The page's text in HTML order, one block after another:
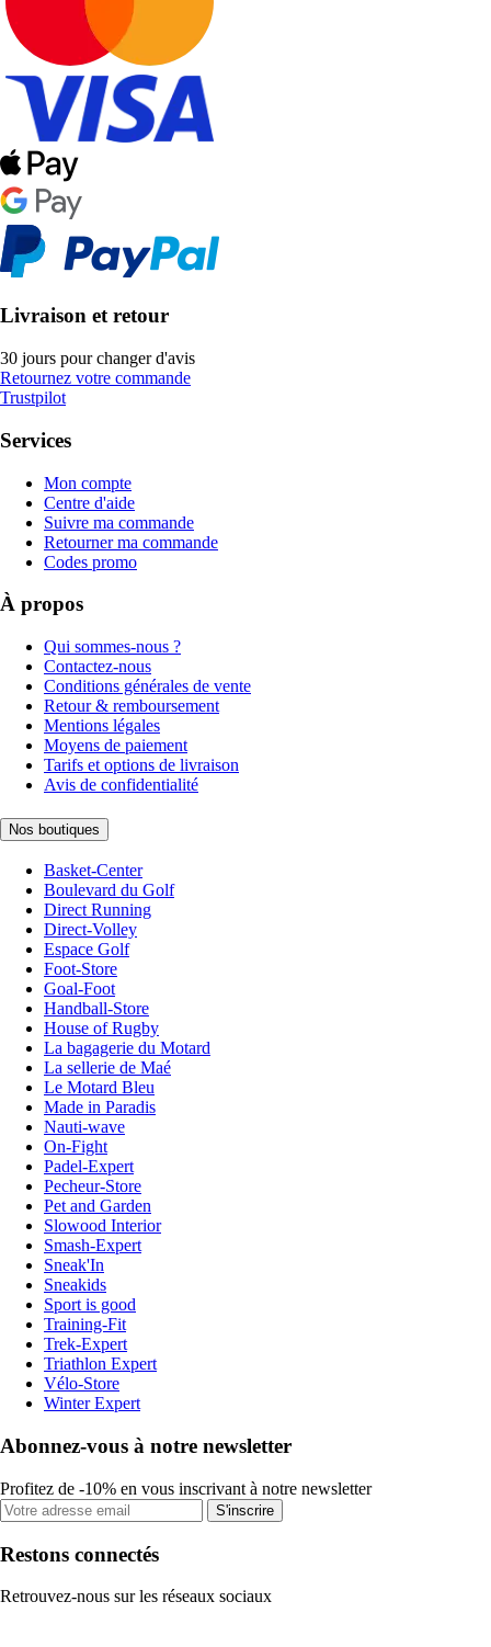
Livraison et retour
30 jours pour changer d'avis
Retournez votre commande
Trustpilot
Services
Mon compte
Centre d'aide
Suivre ma commande
Retourner ma commande
Codes promo
À propos
Qui sommes-nous ?
Contactez-nous
Conditions générales de vente
Retour & remboursement
Mentions légales
Moyens de paiement
Tarifs et options de livraison
Avis de confidentialité
Nos boutiques
Basket-Center
Boulevard du Golf
Direct Running
Direct-Volley
Espace Golf
Foot-Store
Goal-Foot
Handball-Store
House of Rugby
La bagagerie du Motard
La sellerie de Maé
Le Motard Bleu
Made in Paradis
Nauti-wave
On-Fight
Padel-Expert
Pecheur-Store
Pet and Garden
Slowood Interior
Smash-Expert
Sneak'In
Sneakids
Sport is good
Training-Fit
Trek-Expert
Triathlon Expert
Vélo-Store
Winter Expert
Abonnez-vous à notre newsletter
Profitez de -10% en vous inscrivant à notre newsletter
S'inscrire
Restons connectés
Retrouvez-nous sur les réseaux sociaux